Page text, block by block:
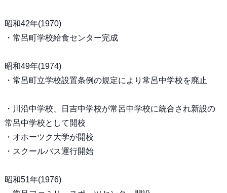
昭和42年(1970)
・常呂町学校給食センター完成
昭和49年(1974)
・常呂町立学校設置条例の規定により常呂中学校を廃止
・川沿中学校、日吉中学校が常呂中学校に統合され新設の
常呂中学校として開校
・オホーツク大学が開校
・スクールバス運行開始
昭和51年(1976)